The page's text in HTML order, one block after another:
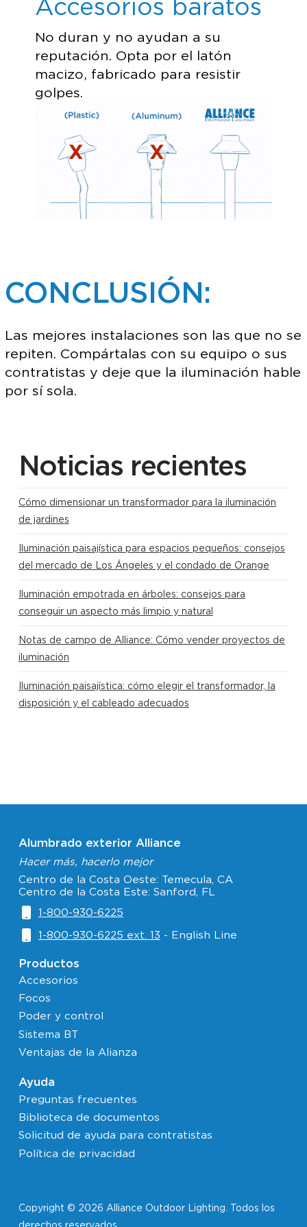
Accesorios baratos
No duran y no ayudan a su
reputación. Opta por el latón
macizo, fabricado para resistir
golpes.
CONCLUSIÓN:
Las mejores instalaciones son las que no se
repiten. Compártalas con su equipo o sus
contratistas y deje que la iluminación hable
por sí sola.
Noticias recientes
Cómo dimensionar un transformador para la iluminación
de jardines
Iluminación paisajística para espacios pequeños: consejos
del mercado de Los Ángeles y el condado de Orange
Iluminación empotrada en árboles: consejos para
conseguir un aspecto más limpio y natural
Notas de campo de Alliance: Cómo vender proyectos de
iluminación
Iluminación paisajística: cómo elegir el transformador, la
disposición y el cableado adecuados
Alumbrado exterior Alliance
Hacer más, hacerlo mejor
Centro de la Costa Oeste: Temecula, CA
Centro de la Costa Este: Sanford, FL
1-800-930-6225
1-800-930-6225 ext. 13 - English Line
Productos
Accesorios
Focos
Poder y control
Sistema BT
Ventajas de la Alianza
Ayuda
Preguntas frecuentes
Biblioteca de documentos
Solicitud de ayuda para contratistas
Política de privacidad
Copyright © 2026 Alliance Outdoor Lighting. Todos los